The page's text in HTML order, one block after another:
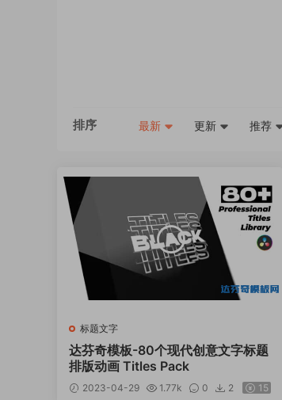
排序 最新 更新 推荐
标题文字
达芬奇模板-80个现代创意文字标题
排版动画 Titles Pack
2023-04-29 1.77k 0 2 15